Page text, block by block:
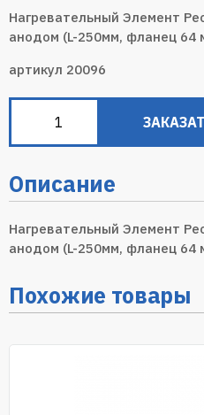
Нагревательный Элемент
анодом (L-250мм, фланец 64
артикул 20096
Описание
Нагревательный Элемент
анодом (L-250мм, фланец 64
Похожие товары